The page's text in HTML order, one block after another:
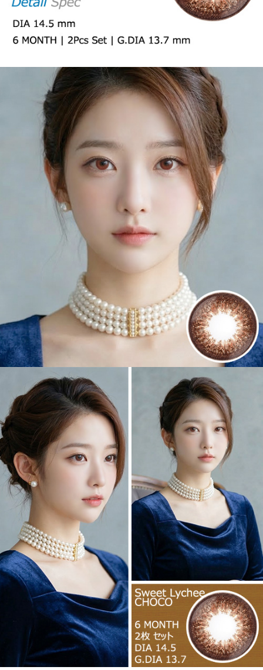
【6ヶ月/遠視用】 スイート ライチ チョコ、乱視用カラコン、乱視カラ
コン、格安乱視用カラコン、激安乱視用カラコン、韓国乱視カラコン、
遠視用カラコン、遠視カラコン、乱視用カラーコンタクト、格安乱視用
カラコン専門店のパープル系 遠視用カラコン
ン
遠視用カラコン、遠視カラコン、乱視用カラーコンタクト、格安乱視用
カラコン専門店のグリーン系 遠視用カラコン グリーン系 遠視用カラコ
ン
【6ヶ月/遠視用】 スイート ライチ チョコ、乱視用カラコン、乱視カラ
コン、格安乱視用カラコン、激安乱視用カラコン、韓国乱視カラコン、
遠視用カラコン、遠視カラコン、乱視用カラーコンタクト、格安乱視用
カラコン専門店のピンク系 遠視用カラコン
ピンク系 遠視用カラコン
【6ヶ月/遠視用】 スイート ライチ チョコ、乱視用カラコン、乱視カラ
コン、格安乱視用カラコン、激安乱視用カラコン、韓国乱視カラコン、
遠視用カラコン、遠視カラコン、乱視用カラーコンタクト、格安乱視用
カラコン専門店のクリア透明 遠視用レンズ クリア透明 遠視用レンズ
【6ヶ月/遠視用】 スイート ライチ チョコ、乱視用カラコン、乱視カラ
コン、格安乱視用カラコン、激安乱視用カラコン、韓国乱視カラコン、
遠視用カラコン、遠視カラコン、乱視用カラーコンタクト、格安乱視用
カラコン専門店のシリコン ハイドロゲル遠視用
シリコン ハイドロゲル
遠視用
スタイル別【Style】
【6ヶ月/遠視用】 スイート ライチ チョコ、乱視用カラコン、乱視カラ
コン、格安乱視用カラコン、激安乱視用カラコン、韓国乱視カラコン、
遠視用カラコン、遠視カラコン、乱視用カラーコンタクト、格安乱視用
カラコン専門店の裸眼風ナチュラル 乱視用カラコン
【6ヶ月/遠視用】 スイート ライチ チョコ、乱視用カラコン、乱視カラ
コン、格安乱視用カラコン、激安乱視用カラコン、韓国乱視カラコン、
遠視用カラコン、遠視カラコン、乱視用カラーコンタクト、格安乱視用
カラコン専門店のフチあり 乱視用カラコン フチあり 乱視用カラコン
【6ヶ月/遠視用】 スイート ライチ チョコ、乱視用カラコン、乱視カラ
コン、格安乱視用カラコン、激安乱視用カラコン、韓国乱視カラコン、
遠視用カラコン、遠視カラコン、乱視用カラーコンタクト、格安乱視用
カラコン専門店のフチなし 乱視用カラコン フチなし 乱視用カラコン
【6ヶ月/遠視用】 スイート ライチ チョコ、乱視用カラコン、乱視カラ
コン、格安乱視用カラコン、激安乱視用カラコン、韓国乱視カラコン、
遠視用カラコン、遠視カラコン、乱視用カラーコンタクト、格安乱視用
カラコン専門店のハーフ系 乱視用カラコン ハーフ系 乱視用カラコン
【6ヶ月/遠視用】 スイート ライチ チョコ、乱視用カラコン、乱視カラ
コン、格安乱視用カラコン、激安乱視用カラコン、韓国乱視カラコン、
遠視用カラコン、遠視カラコン、乱視用カラーコンタクト、格安乱視用
カラコン専門店のデカ目 乱視用カラコン
デカ目 乱視用カラコン
【6ヶ月/遠視用】 スイート ライチ チョコ、乱視用カラコン、乱視カラ
コン、格安乱視用カラコン、激安乱視用カラコン、韓国乱視カラコン、
遠視用カラコン、遠視カラコン、乱視用カラーコンタクト、格安乱視用
カラコン専門店の着色直径小さめ 乱視用カラコン 着色直径小さめ 乱視
用カラコン
【6ヶ月/遠視用】 スイート ライチ チョコ、乱視用カラコン、乱視カラ
コン、格安乱視用カラコン、激安乱視用カラコン、韓国乱視カラコン、
遠視用カラコン、遠視カラコン、乱視用カラーコンタクト、格安乱視用
カラコン専門店の3トーン・4トーン乱視用カラコン 3トーン・4トーン
乱視用カラコン
【6ヶ月/遠視用】 スイート ライチ チョコ、乱視用カラコン、乱視カラ
コン、格安乱視用カラコン、激安乱視用カラコン、韓国乱視カラコン、
遠視用カラコン、遠視カラコン、乱視用カラーコンタクト、格安乱視用
カラコン専門店のラメ入り 乱視用カラコン ラメ入り 乱視用カラコン
【6ヶ月/遠視用】 スイート ライチ チョコ、乱視用カラコン、乱視カラ
コン、格安乱視用カラコン、激安乱視用カラコン、韓国乱視カラコン、
遠視用カラコン、遠視カラコン、乱視用カラーコンタクト、格安乱視用
カラコン専門店のラグジュアリー 乱視用カラコン
ラグジュアリー 乱視
用カラコン
【6ヶ月/遠視用】 スイート ライチ チョコ、乱視用カラコン、乱視カラ
コン、格安乱視用カラコン、激安乱視用カラコン、韓国乱視カラコン、
遠視用カラコン、遠視カラコン、乱視用カラーコンタクト、格安乱視用